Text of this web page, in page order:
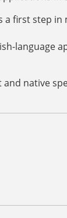
a first step
language
native